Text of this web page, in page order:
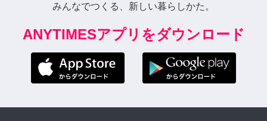
みんなでつくる、新しい暮らしかた。
ANYTIMESアプリをダウンロード